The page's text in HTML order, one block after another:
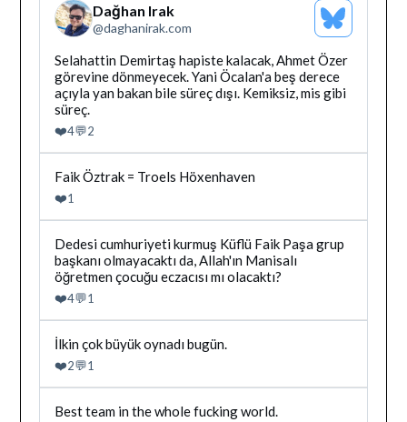
Dağhan Irak
@daghanirak.com
Bluesky
Profilini
Gor
Bluesky'da
Dağhan
Irak
tarafindan
yazilan
gonderiyi
goruntule
Selahattin Demirtaş hapiste kalacak, Ahmet Özer
görevine dönmeyecek. Yani Öcalan'a beş derece
açıyla yan bakan bile süreç dışı. Kemiksiz, mis gibi
süreç.
❤️4💬2
Bluesky'da
Dağhan
Irak
tarafindan
yazilan
gonderiyi
goruntule
Faik Öztrak = Troels Höxenhaven
❤️1
Bluesky'da
Dağhan
Irak
tarafindan
yazilan
gonderiyi
goruntule
Dedesi cumhuriyeti kurmuş Küflü Faik Paşa grup
başkanı olmayacaktı da, Allah'ın Manisalı
öğretmen çocuğu eczacısı mı olacaktı?
❤️4💬1
Bluesky'da
Dağhan
Irak
tarafindan
yazilan
İlkin çok büyük oynadı bugün.
❤️2💬1
Bluesky'da
Best team in the whole fucking world.